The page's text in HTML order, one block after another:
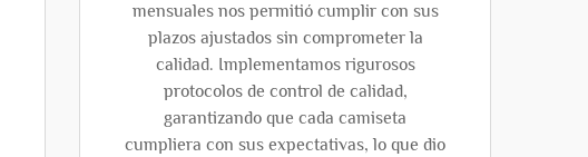
mensuales nos permitió cumplir con sus
plazos ajustados sin comprometer la
calidad. Implementamos rigurosos
protocolos de control de calidad,
garantizando que cada camiseta
cumpliera con sus expectativas, lo que dio